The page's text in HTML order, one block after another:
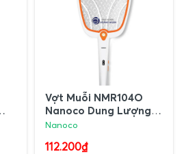
Vợt Muỗi NMR104O
Nanoco Dung Lượng
Pin Lớn
Nanoco
112.200₫